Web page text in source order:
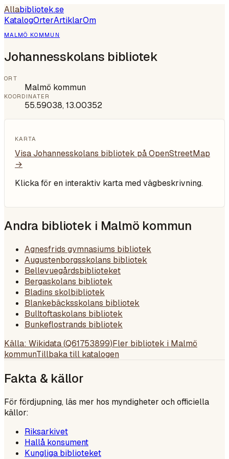
Allabibliotek.se
KatalogOrterArtiklarOm
MALMÖ KOMMUN
Johannesskolans bibliotek
ORT
Malmö kommun
KOORDINATER
55.59038,13.00352
KARTA
VisaJohannesskolans bibliotek på OpenStreetMap
→
Klicka för en interaktiv karta med vägbeskrivning.
Andra bibliotek i Malmö kommun
Agnesfrids gymnasiums bibliotek
Augustenborgsskolans bibliotek
Bellevuegårdsbiblioteket
Bergaskolans bibliotek
Bladins skolbibliotek
Blankebäcksskolans bibliotek
Bulltoftaskolans bibliotek
Bunkeflostrands bibliotek
Källa: Wikidata (Q61753899)Fler bibliotek i Malmö
kommunTillbaka till katalogen
Fakta & källor
För fördjupning, läs mer hos myndigheter och officiella
källor:
Riksarkivet
Hallå konsument
Kungliga biblioteket